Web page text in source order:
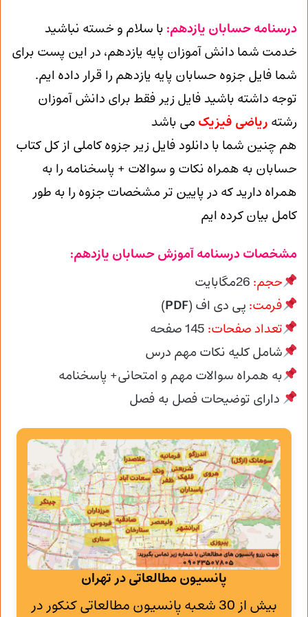
درسنامه حسابان یازدهم: با سلام و خسته نباشید
خدمت شما دانش آموزان پایه یازدهم، در این پست برای
شما فایل جزوه حسابان پایه یازدهم را قرار داده ایم.
توجه داشته باشید فایل زیر فقط برای دانش آموزان
رشته ریاضی فیزیک می باشد
هم چنین شما با دانلود فایل زیر جزوه کاملی از کل کتاب
حسابان به همراه نکات و سوالات + پاسخنامه را به
همراه دارید که در پایین تر مشخصات جزوه را به طور
کامل بیان کرده ایم
مشخصات درسنامه آموزش حسابان یازدهم:
حجم:
فرمت: پی دی اف (PDF
)
تعداد صفحات: 145صفحه
شامل کلیه نکات مهم درس
به همراه سوالات مهم و امتحانی+ پاسخنامه
دارای توضیحات فصل به فصل
پانسیون مطالعاتی در تهران
بیش از 30 شعبه پانسیون مطالعاتی کنکور در